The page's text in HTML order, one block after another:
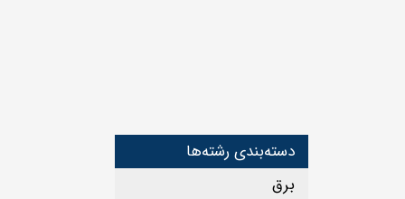
دسته‌بندی رشته‌ها
برق